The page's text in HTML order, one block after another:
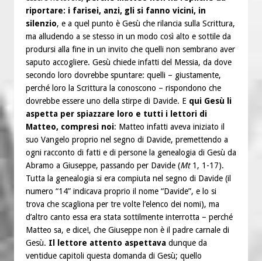
riportare: i farisei, anzi, gli si fanno vicini, in
silenzio, e a quel punto è Gesù che rilancia sulla Scrittura,
ma alludendo a se stesso in un modo così alto e sottile da
prodursi alla fine in un invito che quelli non sembrano aver
saputo accogliere. Gesù chiede infatti del Messia, da dove
secondo loro dovrebbe spuntare: quelli – giustamente,
perché loro la Scrittura la conoscono – rispondono che
dovrebbe essere uno della stirpe di Davide. E qui Gesù li
aspetta per spiazzare loro e tutti i lettori di
Matteo, compresi noi: Matteo infatti aveva iniziato il
suo Vangelo proprio nel segno di Davide, premettendo a
ogni racconto di fatti e di persone la genealogia di Gesù da
Abramo a Giuseppe, passando per Davide (Mt1, 1-17).
Tutta la genealogia si era compiuta nel segno di Davide (il
numero “14” indicava proprio il nome “Davide”, e lo si
trova che scagliona per tre volte l’elenco dei nomi), ma
d’altro canto essa era stata sottilmente interrotta – perché
Matteo sa, e dice!, che Giuseppe non è il padre carnale di
Gesù. Il lettore attento aspettava dunque da
ventidue capitoli questa domanda di Gesù; quello